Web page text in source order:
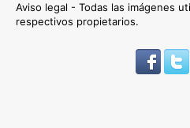
Aviso legal - Todas las imágenes
respectivos propietarios.